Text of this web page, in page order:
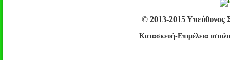
© 2013-2015 Υπεύθυνος
Κατασκευή-Επιμέλεια